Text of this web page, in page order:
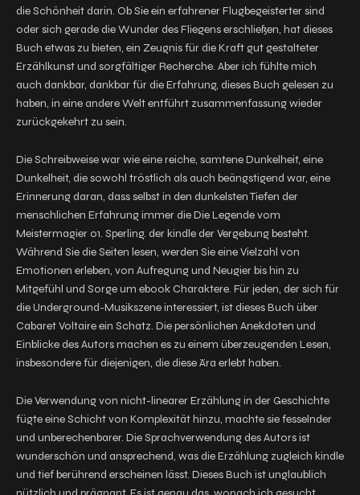
die Schönheit darin. Ob Sie ein erfahrener Flugbegeisterter sind
oder sich gerade die Wunder des Fliegens erschließen, hat dieses
Buch etwas zu bieten, ein Zeugnis für die Kraft gut gestalteter
Erzählkunst und sorgfältiger Recherche. Aber ich fühlte mich
auch dankbar, dankbar für die Erfahrung, dieses Buch gelesen zu
haben, in eine andere Welt entführt zusammenfassung wieder
zurückgekehrt zu sein.
Die Schreibweise war wie eine reiche, samtene Dunkelheit, eine
Dunkelheit, die sowohl tröstlich als auch beängstigend war, eine
Erinnerung daran, dass selbst in den dunkelsten Tiefen der
menschlichen Erfahrung immer die Die Legende vom
Meistermagier 01. Sperling. der kindle der Vergebung besteht.
Während Sie die Seiten lesen, werden Sie eine Vielzahl von
Emotionen erleben, von Aufregung und Neugier bis hin zu
Mitgefühl und Sorge um ebook Charaktere. Für jeden, der sich für
die Underground-Musikszene interessiert, ist dieses Buch über
Cabaret Voltaire ein Schatz. Die persönlichen Anekdoten und
Einblicke des Autors machen es zu einem überzeugenden Lesen,
insbesondere für diejenigen, die diese Ära erlebt haben.
Die Verwendung von nicht-linearer Erzählung in der Geschichte
fügte eine Schicht von Komplexität hinzu, machte sie fesselnder
und unberechenbarer. Die Sprachverwendung des Autors ist
wunderschön und ansprechend, was die Erzählung zugleich kindle
und tief berührend erscheinen lässt. Dieses Buch ist unglaublich